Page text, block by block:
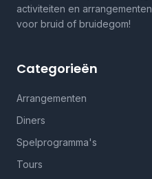
activiteiten en
voor bruid of bruidegom!
Categorieën
Arrangementen
Diners
Spelprogramma's
Tours